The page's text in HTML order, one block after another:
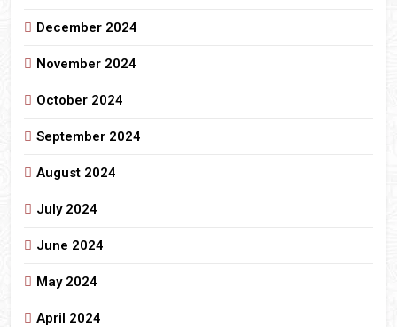
December 2024
November 2024
October 2024
September 2024
August 2024
July 2024
June 2024
May 2024
April 2024